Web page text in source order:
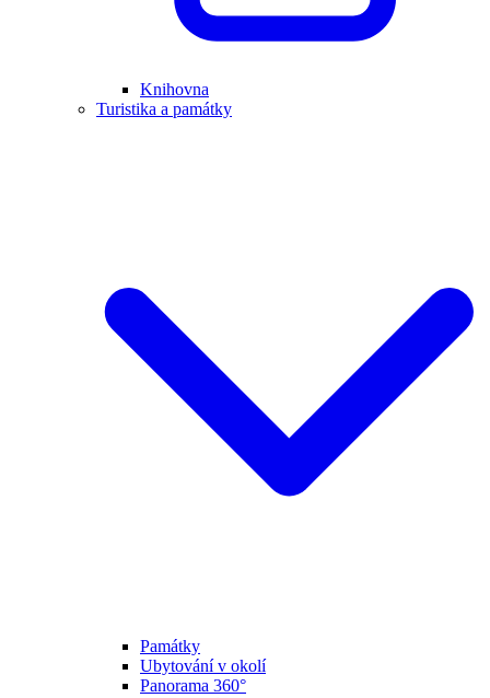
Knihovna
Turistika a památky
Památky
Ubytování v okolí
Panorama 360°